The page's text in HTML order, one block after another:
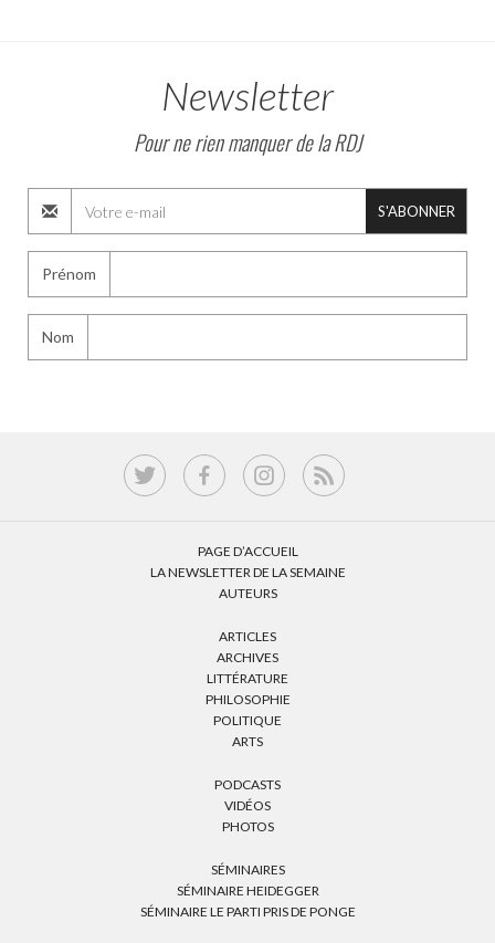
Newsletter
Pour ne rien manquer de la RDJ
S'ABONNER
Prénom
Nom
PAGE D’ACCUEIL
LA NEWSLETTER DE LA SEMAINE
AUTEURS
ARTICLES
ARCHIVES
LITTÉRATURE
PHILOSOPHIE
POLITIQUE
ARTS
PODCASTS
VIDÉOS
PHOTOS
SÉMINAIRES
SÉMINAIRE HEIDEGGER
SÉMINAIRE LE PARTI PRIS DE PONGE